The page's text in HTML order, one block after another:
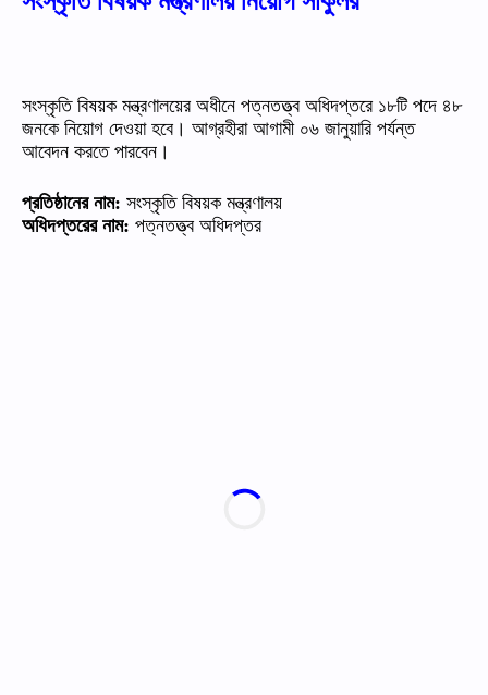
সংস্কৃতি বিষয়ক মন্ত্রণালয়ের অধীনে পত্নতত্ত্ব অধিদপ্তরে ১৮টি পদে ৪৮
জনকে নিয়োগ দেওয়া হবে। আগ্রহীরা আগামী ০৬ জানুয়ারি পর্যন্ত
আবেদন করতে পারবেন।
প্রতিষ্ঠানের নাম: সংস্কৃতি বিষয়ক মন্ত্রণালয়
অধিদপ্তরের নাম: পত্নতত্ত্ব অধিদপ্তর